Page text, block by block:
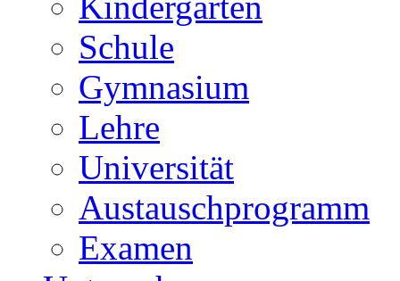
Schule
Gymnasium
Lehre
Universität
Austauschprogramm
Examen